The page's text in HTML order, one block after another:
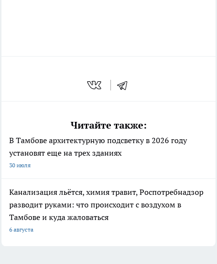
Читайте также:
В Тамбове архитектурную подсветку в 2026 году
установят еще на трех зданиях
30 июля
Канализация льётся, химия травит, Роспотребнадзор
разводит руками: что происходит с воздухом в
Тамбове и куда жаловаться
6 августа